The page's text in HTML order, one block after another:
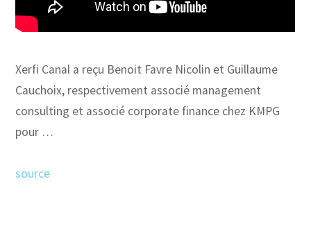
Xerfi Canal a reçu Benoit Favre Nicolin et Guillaume
Cauchoix, respectivement associé management
consulting et associé corporate finance chez KMPG
pour …
source